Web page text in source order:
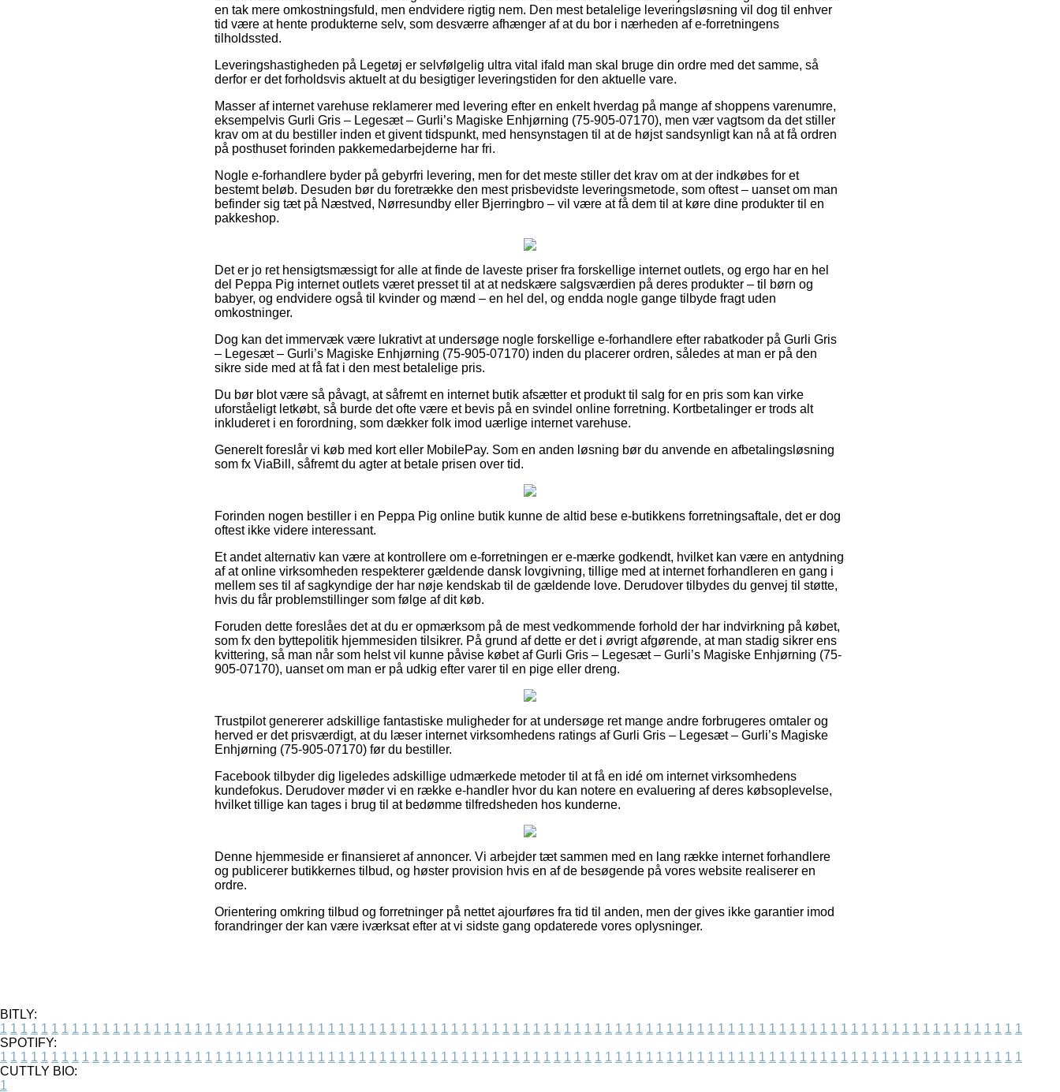
en tak mere omkostningsfuld, men endvidere rigtig nem. Den mest betalelige leveringsløsning vil dog til enhver
tid være at hente produkterne selv, som desværre afhænger af at du bor i nærheden af e-forretningens
tilholdssted.
Leveringshastigheden på Legetøj er selvfølgelig ultra vital ifald man skal bruge din ordre med det samme, så
derfor er det forholdsvis aktuelt at du besigtiger leveringstiden for den aktuelle vare.
Masser af internet varehuse reklamerer med levering efter en enkelt hverdag på mange af shoppens varenumre,
eksempelvis Gurli Gris – Legesæt – Gurli’s Magiske Enhjørning (75-905-07170), men vær vagtsom da det stiller
krav om at du bestiller inden et givent tidspunkt, med hensynstagen til at de højst sandsynligt kan nå at få ordren
på posthuset forinden pakkemedarbejderne har fri.
Nogle e-forhandlere byder på gebyrfri levering, men for det meste stiller det krav om at der indkøbes for et
bestemt beløb. Desuden bør du foretrække den mest prisbevidste leveringsmetode, som oftest – uanset om man
befinder sig tæt på Næstved, Nørresundby eller Bjerringbro – vil være at få dem til at køre dine produkter til en
pakkeshop.
Det er jo ret hensigtsmæssigt for alle at finde de laveste priser fra forskellige internet outlets, og ergo har en hel
del Peppa Pig internet outlets været presset til at at nedskære salgsværdien på deres produkter – til børn og
babyer, og endvidere også til kvinder og mænd – en hel del, og endda nogle gange tilbyde fragt uden
omkostninger.
Dog kan det immervæk være lukrativt at undersøge nogle forskellige e-forhandlere efter rabatkoder på Gurli Gris
– Legesæt – Gurli’s Magiske Enhjørning (75-905-07170) inden du placerer ordren, således at man er på den
sikre side med at få fat i den mest betalelige pris.
Du bør blot være så påvagt, at såfremt en internet butik afsætter et produkt til salg for en pris som kan virke
uforståeligt letkøbt, så burde det ofte være et bevis på en svindel online forretning. Kortbetalinger er trods alt
inkluderet i en forordning, som dækker folk imod uærlige internet varehuse.
Generelt foreslår vi køb med kort eller MobilePay. Som en anden løsning bør du anvende en afbetalingsløsning
som fx ViaBill, såfremt du agter at betale prisen over tid.
Forinden nogen bestiller i en Peppa Pig online butik kunne de altid bese e-butikkens forretningsaftale, det er dog
oftest ikke videre interessant.
Et andet alternativ kan være at kontrollere om e-forretningen er e-mærke godkendt, hvilket kan være en antydning
af at online virksomheden respekterer gældende dansk lovgivning, tillige med at internet forhandleren en gang i
mellem ses til af sagkyndige der har nøje kendskab til de gældende love. Derudover tilbydes du genvej til støtte,
hvis du får problemstillinger som følge af dit køb.
Foruden dette foreslåes det at du er opmærksom på de mest vedkommende forhold der har indvirkning på købet,
som fx den byttepolitik hjemmesiden tilsikrer. På grund af dette er det i øvrigt afgørende, at man stadig sikrer ens
kvittering, så man når som helst vil kunne påvise købet af Gurli Gris – Legesæt – Gurli’s Magiske Enhjørning (75-
905-07170), uanset om man er på udkig efter varer til en pige eller dreng.
Trustpilot genererer adskillige fantastiske muligheder for at undersøge ret mange andre forbrugeres omtaler og
herved er det prisværdigt, at du læser internet virksomhedens ratings af Gurli Gris – Legesæt – Gurli’s Magiske
Enhjørning (75-905-07170) før du bestiller.
Facebook tilbyder dig ligeledes adskillige udmærkede metoder til at få en idé om internet virksomhedens
kundefokus. Derudover møder vi en række e-handler hvor du kan notere en evaluering af deres købsoplevelse,
hvilket tillige kan tages i brug til at bedømme tilfredsheden hos kunderne.
Denne hjemmeside er finansieret af annoncer. Vi arbejder tæt sammen med en lang række internet forhandlere
og publicerer butikkernes tilbud, og høster provision hvis en af de besøgende på vores website realiserer en
ordre.
Orientering omkring tilbud og forretninger på nettet ajourføres fra tid til anden, men der gives ikke garantier imod
forandringer der kan være iværksat efter at vi sidste gang opdaterede vores oplysninger.
BITLY:
1 1 1 1 1 1 1 1 1 1 1 1 1 1 1 1 1 1 1 1 1 1 1 1 1 1 1 1 1 1 1 1 1 1 1 1 1 1 1 1 1 1 1 1 1 1 1 1 1 1 1 1 1 1 1 1 1 1 1 1 1 1 1 1 1 1 1 1 1 1 1 1 1 1 1 1 1 1 1 1 1 1 1 1 1 1 1 1 1 1 1 1 1 1 1 1 1 1 1 1
SPOTIFY:
1 1 1 1 1 1 1 1 1 1 1 1 1 1 1 1 1 1 1 1 1 1 1 1 1 1 1 1 1 1 1 1 1 1 1 1 1 1 1 1 1 1 1 1 1 1 1 1 1 1 1 1 1 1 1 1 1 1 1 1 1 1 1 1 1 1 1 1 1 1 1 1 1 1 1 1 1 1 1 1 1 1 1 1 1 1 1 1 1 1 1 1 1 1 1 1 1 1 1 1
CUTTLY BIO:
1